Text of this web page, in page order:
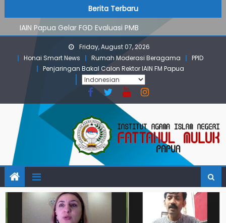
to
content
Berita Terbaru
IAIN Papua Gelar FGD Evaluasi PMB
KKN IAIN Papua: Kelompok Skow Sae Kolaborasi dengan
KKN UGM dan Uncen
Para Mahasiswa PGMI IAIN Papua Tembus Jurnal
Terindeks Google Scholar
Pembekalan KKN: Bangun Komunikasi Aktif dengan
Masyarakat
PMB Jalur Mandiri: Peserta Ujian Dari Lanny Jaya Hingga
Maluku
Friday, August 07, 2026
Honai Smart News
Rumah Moderasi Beragama
PPID
Penjaringan Bakal Calon Rektor IAIN FM Papua